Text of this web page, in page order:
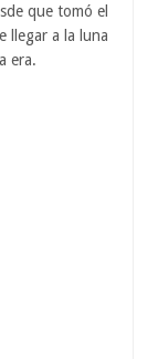
que tomó el
llegar a la luna
era.